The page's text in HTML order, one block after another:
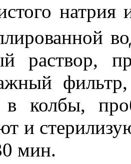
раствор,
в колбы,
и
мин.